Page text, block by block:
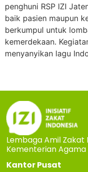
penghuni RSP IZI
baik pasien maupun
berkumpul untuk
kemerdekaan.
menyanyikan lagu
Lembaga Amil Zakat
Kementerian Agama
Kantor Pusat